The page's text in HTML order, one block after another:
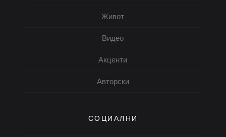
Живот
Видео
Акценти
Авторски
СОЦИАЛНИ